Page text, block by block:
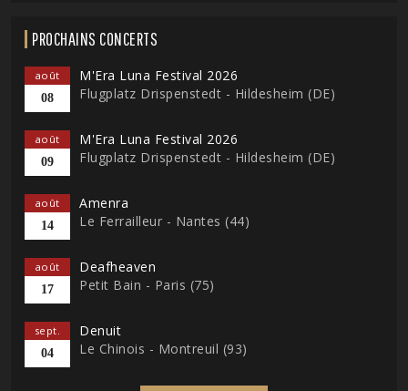
PROCHAINS CONCERTS
août
08
M'Era Luna Festival 2026
Flugplatz Drispenstedt - Hildesheim (DE)
août
09
M'Era Luna Festival 2026
Flugplatz Drispenstedt - Hildesheim (DE)
août
14
Amenra
Le Ferrailleur - Nantes (44)
août
17
Deafheaven
Petit Bain - Paris (75)
sept.
04
Denuit
Le Chinois - Montreuil (93)